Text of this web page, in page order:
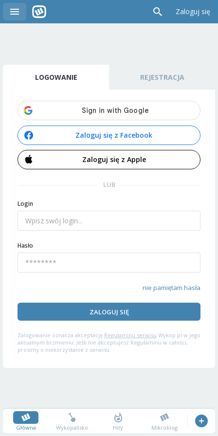
Zaloguj się
LOGOWANIE REJESTRACJA
Zaloguj się z Facebook
Zaloguj się z Apple
LUB
Login
Hasło
nie pamiętam hasła
ZALOGUJ SIĘ
Zalogowanie oznacza akceptację Regulaminu serwisu Wykop.pl w jego
aktualnym brzmieniu. Jeśli nie akceptujesz Regulaminu w całości,
prosimy o niekorzystanie z serwisu.
Główna Wykopalisko Hity Mikroblog